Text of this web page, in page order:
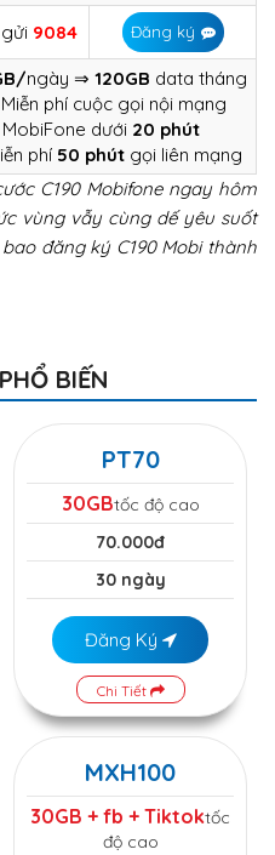
gửi 9084 Đăng ký
ngày ⇒ 120GB data tháng
Miễn phí cuộc gọi nội mạng
MobiFone dưới 20 phút
phí 50 phútgọi liên mạng
C190 Mobifone ngay hôm
vùng vẫy cùng dế yêu suốt
đăng ký C190 Mobi thành
BIẾN
PT70
30GBtốc độ cao
70.000đ
30 ngày
Đăng Ký
Chi Tiết
MXH100
30GB + fb + Tiktoktốc
độ cao